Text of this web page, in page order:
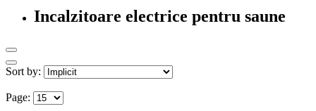
Incalzitoare electrice pentru saune
Sort by:
Page: